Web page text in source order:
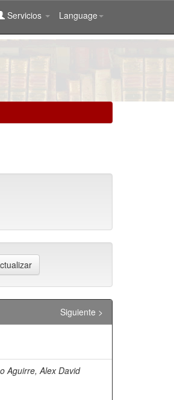
Language
Servicios
Siguiente >
Aguirre, Alex David